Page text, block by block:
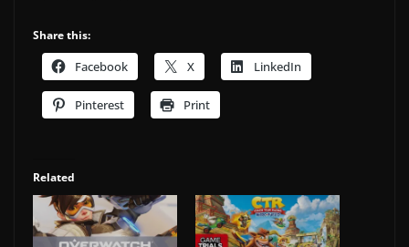
Share this:
Facebook X LinkedIn
Pinterest Print
Related